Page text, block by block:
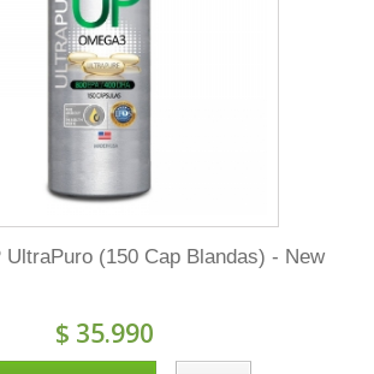
UltraPuro (150 Cap Blandas) - New
$ 35.990